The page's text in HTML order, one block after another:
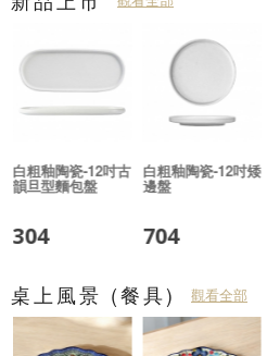
白粗釉陶瓷-12吋古
韻旦型麵包盤
304
白粗釉陶瓷-12吋矮
邊盤
704
桌上風景 (餐具) 觀看全部